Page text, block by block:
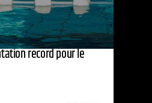
record pour le